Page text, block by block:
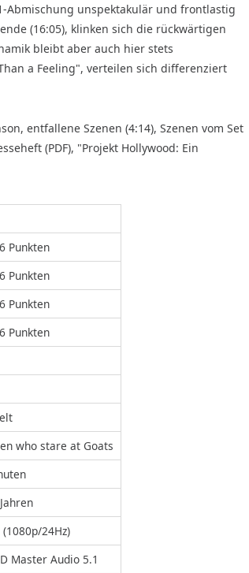
Abmischung unspektakulär und frontlastig
(16:05), klinken sich die rückwärtigen
bleibt aber auch hier stets
a Feeling", verteilen sich differenziert
entfallene Szenen (4:14), Szenen vom Set
(PDF), "Projekt Hollywood: Ein
Punkten
Punkten
Punkten
Punkten
who stare at Goats
24Hz)
Master Audio 5.1